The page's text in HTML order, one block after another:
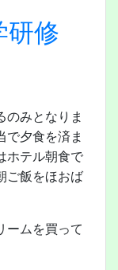
研修
のみとなりま
で夕食を済ま
ホテル朝食で
ご飯をほおば
ームを買って